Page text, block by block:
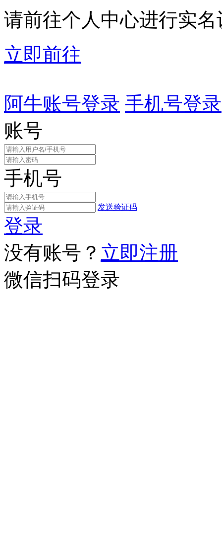
请前往个人中心进行实名
立即前往
阿牛账号登录 手机号登录
账号
手机号
发送验证码
登录
没有账号？ 立即注册
微信扫码登录